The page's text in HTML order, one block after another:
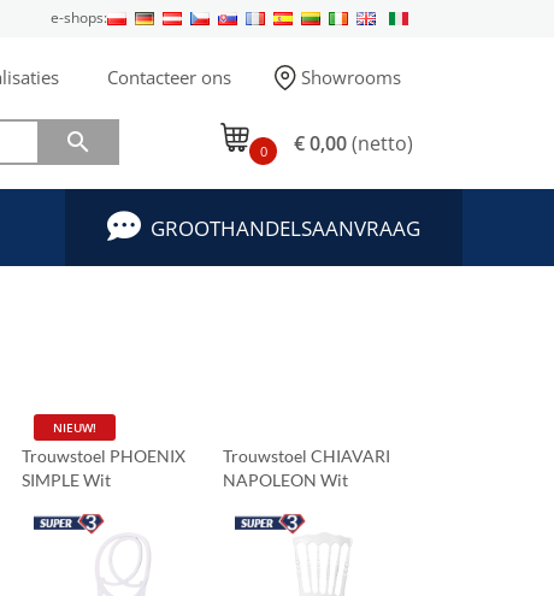
e-shops:
Contacteer ons Showrooms
 0 € 0,00(netto)
GROOTHANDELSAANVRAAG
Trouwstoel PHOENIX
SIMPLE Wit
NIEUW!
Trouwstoel CHIAVARI
NAPOLEON Wit